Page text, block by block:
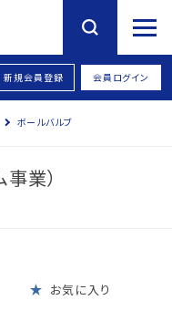
新規会員登録 会員ログイン
ボールバルブ
業）
お気に入り